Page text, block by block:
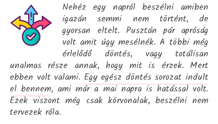
Nehéz egy napról beszélni amiben
igazán semmi nem történt, de
gyorsan eltelt. Pusztán pár apróság
volt amit úgy mesélnék. A többi még
érlelődő döntés, vagy totálisan
unalmas része annak, hogy mit is érzek. Mert
ebben volt valami. Egy egész döntés sorozat indult
el bennem, ami már a mai napra is hatással volt.
Ezek viszont még csak körvonalak, beszélni nem
tervezek róla.